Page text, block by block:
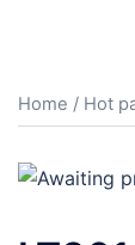
Home / Hot